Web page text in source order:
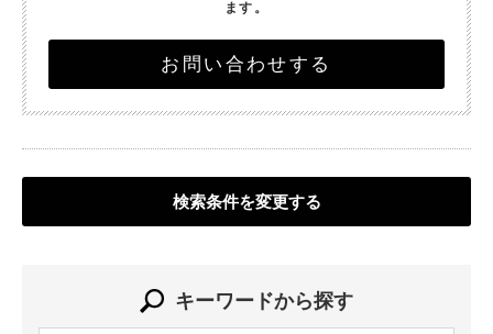
ます。
お問い合わせする
検索条件を変更する
キーワードから探す